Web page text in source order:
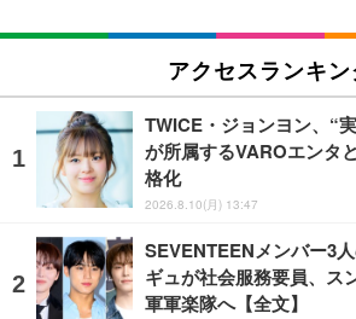
アクセスランキン
TWICE・ジョンヨン、“
が所属するVAROエンタ
格化
2026.8.10(月) 13:47
SEVENTEENメンバー3
ギュが社会服務要員、ス
軍軍楽隊へ【全文】